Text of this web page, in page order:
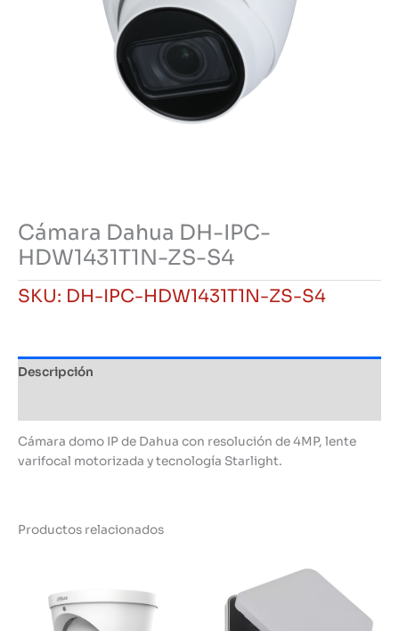
Cámara Dahua DH-IPC-
HDW1431T1N-ZS-S4
SKU: DH-IPC-HDW1431T1N-ZS-S4
Descripción
Cámara domo IP de Dahua con resolución de 4MP, lente
varifocal motorizada y tecnología Starlight.
Productos relacionados